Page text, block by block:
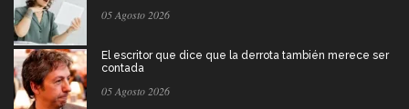
05 Agosto 2026
El escritor que dice que la derrota también merece ser
contada
05 Agosto 2026